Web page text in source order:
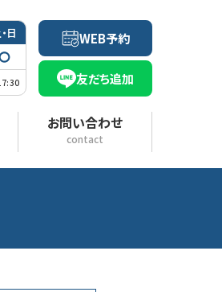
日
WEB予約
友だち追加
お問い合わせ
contact